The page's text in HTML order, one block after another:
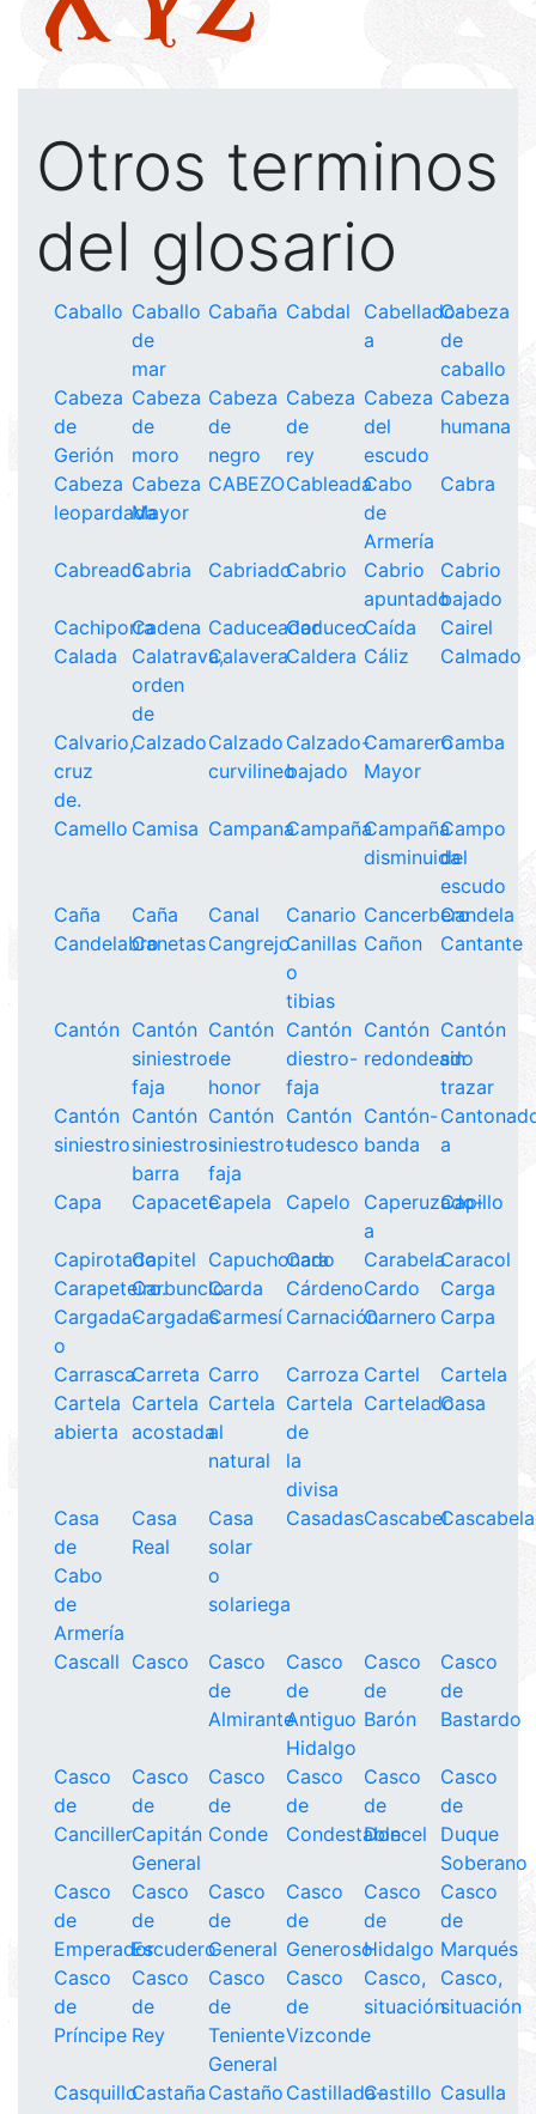
Otros terminos
del glosario
Caballo Caballo
de
mar
Cabaña Cabdal
Cabellado-
a
Cabeza
de
caballo
Cabeza
de
Gerión
Cabeza
de
moro
Cabeza
de
negro
Cabeza
de
rey
Cabeza
del
escudo
Cabeza
humana
Cabeza
leopardada
Cabeza
Mayor
CABEZOCableadaCabo
de
Armería
Cabra
CabreadoCabria CabriadoCabrio
Cabrio
apuntado
Cabrio
bajado
CachiporraCadena CaduceadorCaduceoCaída
Cairel
Calada
Calatrava,
orden
de
CalaveraCaldera Cáliz Calmado
Calvario,
cruz
de.
CalzadoCalzado
curvilineo
Calzado-
bajado
Camarero
Mayor
Camba
Camello Camisa CampanaCampañaCampaña
disminuida
Campo
del
escudo
Caña
Caña Canal Canario CancerberoCandela
CandelabroCanetasCangrejoCanillas
o
tibias
Cañon Cantante
Cantón Cantón
siniestro-
faja
Cantón
de
honor
Cantón
diestro-
faja
Cantón
redondeado
Cantón
sin
trazar
Cantón
siniestro
Cantón
siniestro-
barra
Cantón
siniestro-
faja
Cantón
tudesco
Cantón-
banda
a
Capa CapaceteCapela Capelo
Caperuzado-
a
Capillo
CapirotadoCapitel Capuchonado
Cara CarabelaCaracol
Carapeteiro.CarbuncloCarda CárdenoCardo
Carga
Cargada-
o
CargadasCarmesí CarnaciónCarnero Carpa
CarrascaCarreta Carro Carroza Cartel
Cartela
Cartela
abierta
Cartela
acostada
Cartela
al
natural
Cartela
de
la
divisa
CarteladoCasa
Casa
de
Cabo
de
Armería
Casa
Real
Casa
solar
o
solariega
CasadasCascabel
Cascall Casco
Casco
de
Almirante
Casco
de
Antiguo
Hidalgo
Casco
de
Barón
Casco
de
Bastardo
Casco
de
Canciller
Casco
de
Capitán
General
Casco
de
Conde
Casco
de
Condestable
Casco
de
Doncel
Casco
de
Duque
Soberano
Casco
de
Emperador
Casco
de
Escudero
Casco
de
General
Casco
de
Generoso
Casco
de
Hidalgo
Casco
de
Marqués
Casco
de
Príncipe
Casco
de
Rey
Casco
de
Teniente
General
Casco
de
Vizconde
Casco,
situación
Casco,
situación
CasquilloCastaña Castaño Castillada-Castillo Casulla